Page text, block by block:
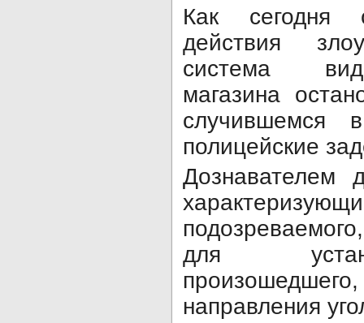
Как сегодня
действия
система
магазина
случившемся
полицейские
Дознавателем
для
направления